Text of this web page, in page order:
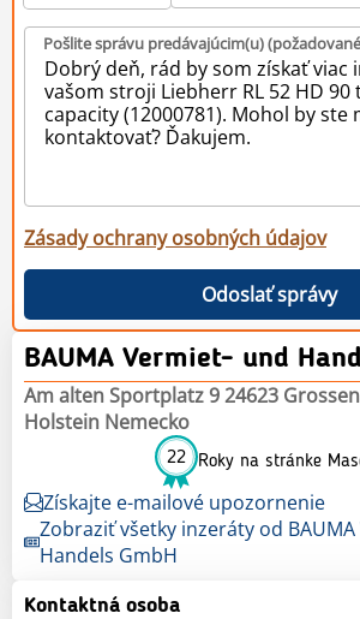
Pošlite správu predávajúcim(u)
Zásady ochrany osobných údajov
Odoslať správy
BAUMA Vermiet- und
Am alten Sportplatz 9 24623
Holstein Nemecko
22 Roky na stránke
Získajte e-mailové upozornenie
Zobraziť všetky inzeráty od
Handels GmbH
Kontaktná osoba